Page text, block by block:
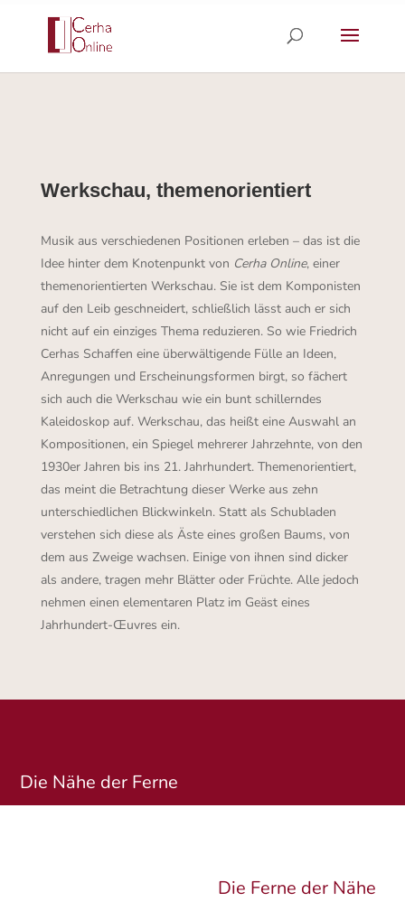
Werkschau, themenorientiert
Musik aus verschiedenen Positionen erleben – das ist die
Idee hinter dem Knotenpunkt von Cerha Online, einer
themenorientierten Werkschau. Sie ist dem Komponisten
auf den Leib geschneidert, schließlich lässt auch er sich
nicht auf ein einziges Thema reduzieren. So wie Friedrich
Cerhas Schaffen eine überwältigende Fülle an Ideen,
Anregungen und Erscheinungsformen birgt, so fächert
sich auch die Werkschau wie ein bunt schillerndes
Kaleidoskop auf. Werkschau, das heißt eine Auswahl an
Kompositionen, ein Spiegel mehrerer Jahrzehnte, von den
1930er Jahren bis ins 21. Jahrhundert. Themenorientiert,
das meint die Betrachtung dieser Werke aus zehn
unterschiedlichen Blickwinkeln. Statt als Schubladen
verstehen sich diese als Äste eines großen Baums, von
dem aus Zweige wachsen. Einige von ihnen sind dicker
als andere, tragen mehr Blätter oder Früchte. Alle jedoch
nehmen einen elementaren Platz im Geäst eines
Jahrhundert-Œuvres ein.
Die Nähe der Ferne
Die Ferne der Nähe